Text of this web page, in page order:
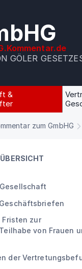
GÖLER
&
zum GmbHG
Fristen zur
von Frauen
der